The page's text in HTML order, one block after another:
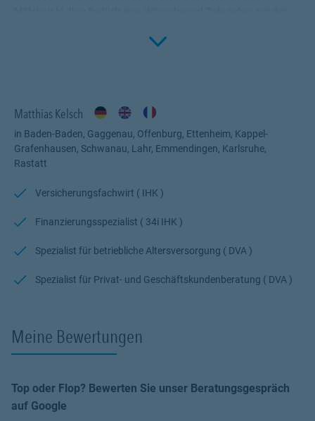
Versicherungen, die Ihnen die nötige Sicherheit geben, Ihr Leben
bin für Sie da.
Click to
Matthias Kelsch
in Baden-Baden, Gaggenau, Offenburg, Ettenheim, Kappel-
Grafenhausen, Schwanau, Lahr, Emmendingen, Karlsruhe,
Rastatt
Versicherungsfachwirt ( IHK )
Finanzierungsspezialist ( 34i IHK )
Spezialist für betriebliche Altersversorgung ( DVA )
Spezialist für Privat- und Geschäftskundenberatung ( DVA )
Meine Bewertungen
Top oder Flop? Bewerten Sie unser Beratungsgespräch
auf Google